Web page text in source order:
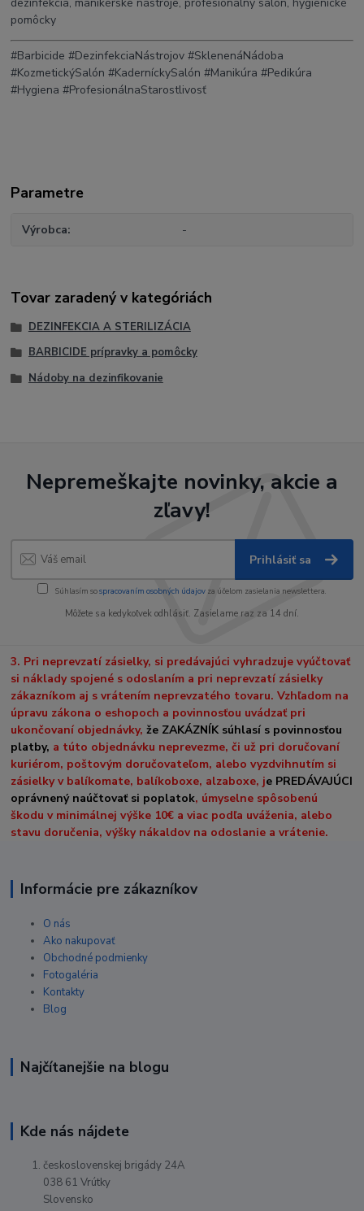
dezinfekcia, manikérske nástroje, profesionálny salón, hygienické
pomôcky
#Barbicide #DezinfekciaNástrojov #SklenenáNádoba
#KozmetickýSalón #KaderníckySalón #Manikúra #Pedikúra
#Hygiena #ProfesionálnaStarostlivosť
Parametre
Výrobca -
Tovar zaradený v kategóriách
DEZINFEKCIA A STERILIZÁCIA
BARBICIDE prípravky a pomôcky
Nádoby na dezinfikovanie
Nepremeškajte novinky, akcie a
zľavy!
Prihlásiť sa
Súhlasím sospracovaním osobných údajov za účelom zasielania newslettera.
Môžete sa kedykoľvek odhlásiť. Zasielame raz za 14 dní.
3. Pri neprevzatí zásielky, si predávajúci vyhradzuje vyúčtovať
si náklady spojené s odoslaním a pri neprevzatí zásielky
zákazníkom aj s vrátením neprevzatého tovaru. Vzhľadom na
úpravu zákona o eshopoch a povinnosťou uvádzať pri
ukončovaní objednávky,že ZAKÁZNÍK súhlasí s povinnosťou
platby, a túto objednávku neprevezme, či už pri doručovaní
kuriérom, poštovým doručovateľom, alebo vyzdvihnutím si
zásielky v balíkomate, balíkoboxe, alzaboxe, je PREDÁVAJÚCI
oprávnený naúčtovať si poplatok, úmyselne spôsobenú
škodu v minimálnej výške 10€ a viac podľa uváženia, alebo
stavu doručenia, výšky nákaldov na odoslanie a vrátenie.
Informácie pre zákazníkov
O nás
Ako nakupovať
Obchodné podmienky
Fotogaléria
Kontakty
Blog
Najčítanejšie na blogu
Kde nás nájdete
československej brigády 24A
038 61 Vrútky
Slovensko